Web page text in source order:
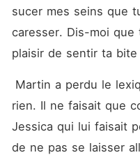
sucer mes seins que
caresser. Dis-moi
plaisir de sentir ta
rien. Il ne faisait que
Jessica qui lui faisait
de ne pas se laisser